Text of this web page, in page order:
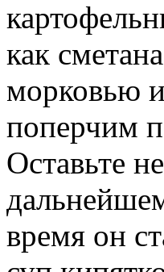
как
морковью
поперчим
Оставьте
время он